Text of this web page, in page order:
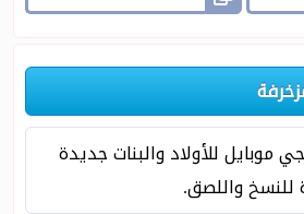
موبايل للأولاد والبنات جديدة
للنسخ واللصق.